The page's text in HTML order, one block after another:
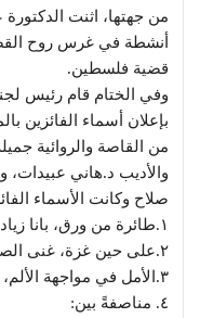
من جهتها، اثنت
أنشطة في غرس روح
قضية فلسطين.
وفي الختام قام رئيس
بإعلان أسماء الفائزين
من القاصة والروائية
والأديب د.هاني عبيدات،
صلاح وكانت الأسماء
١.طائرة من ورق، بانا زياد.
٢.على حين غزة، غنى الصرايرة.
٣.الأمل في مواجهة الألم، ريتاج أبو الهيجاء.
٤. مناصفةً بين: